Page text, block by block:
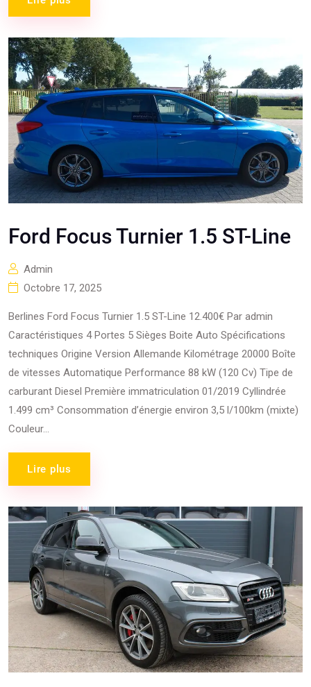
Ford Focus Turnier 1.5 ST-Line
Admin
Octobre 17, 2025
Berlines Ford Focus Turnier 1.5 ST-Line 12.400€ Par admin
Caractéristiques 4 Portes 5 Sièges Boite Auto Spécifications
techniques Origine Version Allemande Kilométrage 20000 Boîte
de vitesses Automatique Performance 88 kW (120 Cv) Tipe de
carburant Diesel Première immatriculation 01/2019 Cyllindrée
1.499 cm³ Consommation d’énergie environ 3,5 l/100km (mixte)
Couleur...
Lire plus